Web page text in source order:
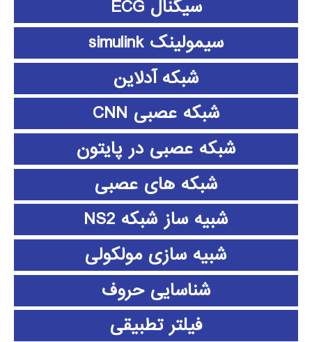
سیگنال ECG
سیمولینک simulink
شبکه آدلاین
شبکه عصبی CNN
شبکه عصبی در پایتون
شبکه های عصبی
شبیه ساز شبکه NS2
شبیه سازی مولکولی
شناسایی حروف
فیلتر تطبیقی